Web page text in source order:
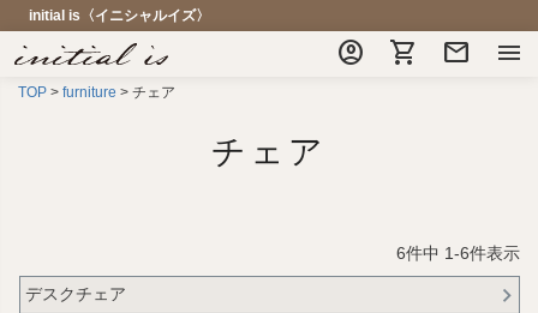
initial is〈イニシャルイズ〉
account_circle shopping_cart mail menu
TOP furniture チェア
チェア
6件中 1-6件表示
デスクチェア